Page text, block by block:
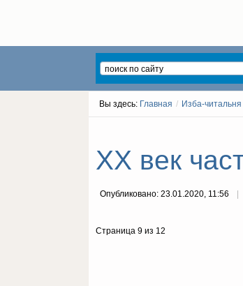
Вы здесь: Главная / Изба-читальня
ХХ век
Опубликовано: 23.01.2020, 11:56
Страница 9 из 12